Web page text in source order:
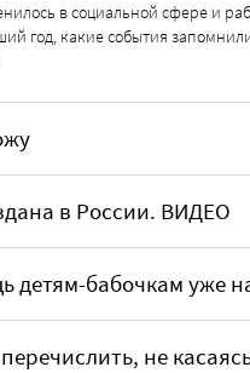
в социальной сфере и
год, какие события
в России. ВИДЕО
детям-бабочкам уже
не